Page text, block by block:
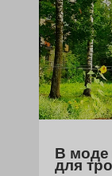
В моде
для